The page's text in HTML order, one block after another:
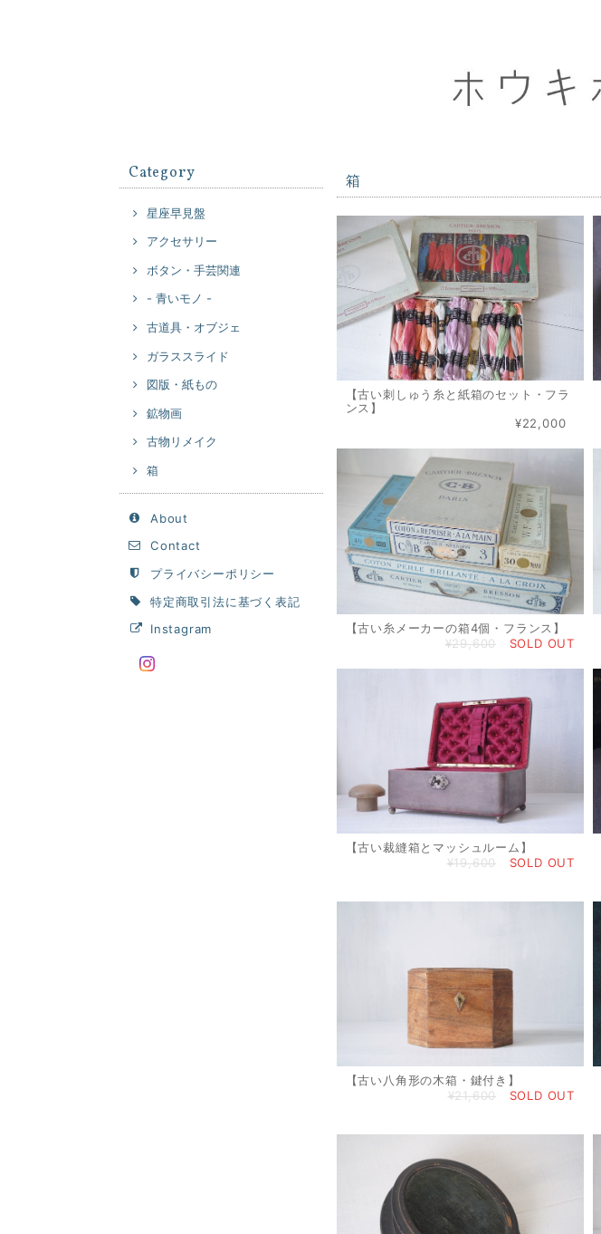
Category
星座早見盤
アクセサリー
ボタン・手芸関連
- 青いモノ -
古道具・オブジェ
ガラススライド
図版・紙もの
鉱物画
古物リメイク
箱
About
Contact
プライバシーポリシー
特定商取引法に基づく表記
Instagram
箱
【古い刺しゅう糸と紙箱のセット・フラ
ンス】
¥22,000
【古い糸メーカーの箱4個・フランス】
¥29,600
SOLD OUT
【古い裁縫箱とマッシュルーム】
¥19,600
SOLD OUT
【古い八角形の木箱・鍵付き】
¥21,600
SOLD OUT